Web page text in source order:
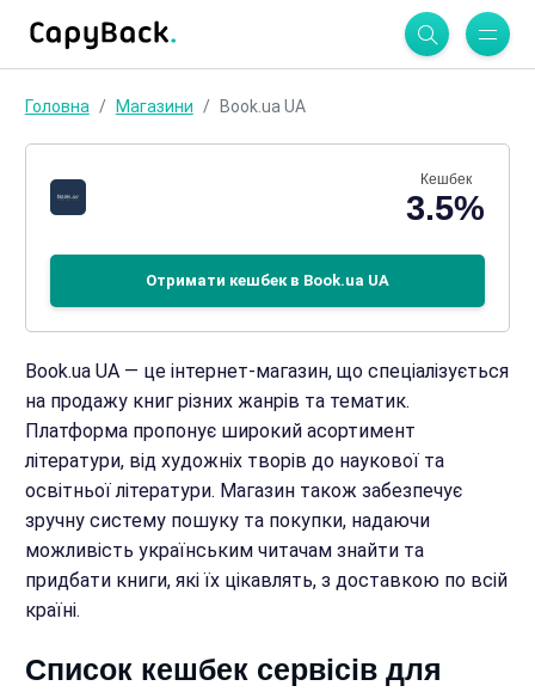
Головна Магазини Book.ua UA
Кешбек
3.5%
Отримати кешбек в Book.ua UA
Book.ua UA — це інтернет-магазин, що спеціалізується
на продажу книг різних жанрів та тематик.
Платформа пропонує широкий асортимент
літератури, від художніх творів до наукової та
освітньої літератури. Магазин також забезпечує
зручну систему пошуку та покупки, надаючи
можливість українським читачам знайти та
придбати книги, які їх цікавлять, з доставкою по всій
країні.
Список кешбек сервісів для